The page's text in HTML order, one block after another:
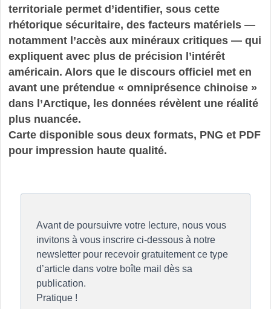
territoriale permet d’identifier, sous cette
rhétorique sécuritaire, des facteurs matériels —
notamment l’accès aux minéraux critiques — qui
expliquent avec plus de précision l’intérêt
américain. Alors que le discours officiel met en
avant une prétendue « omniprésence chinoise »
dans l’Arctique, les données révèlent une réalité
plus nuancée.
Carte disponible sous deux formats, PNG et PDF
pour impression haute qualité.